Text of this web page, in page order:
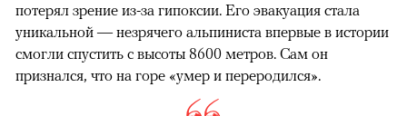
потерял зрение из-за гипоксии. Его эвакуация стала
уникальной — незрячего альпиниста впервые в истории
смогли спустить с высоты 8600 метров. Сам он
признался, что на горе «умер и переродился».